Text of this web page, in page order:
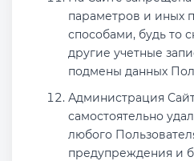
параметров и иных
способами, будь то
другие учетные
подмены данных
Администрация
самостоятельно
любого
предупреждения и